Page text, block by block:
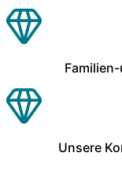
Unsere